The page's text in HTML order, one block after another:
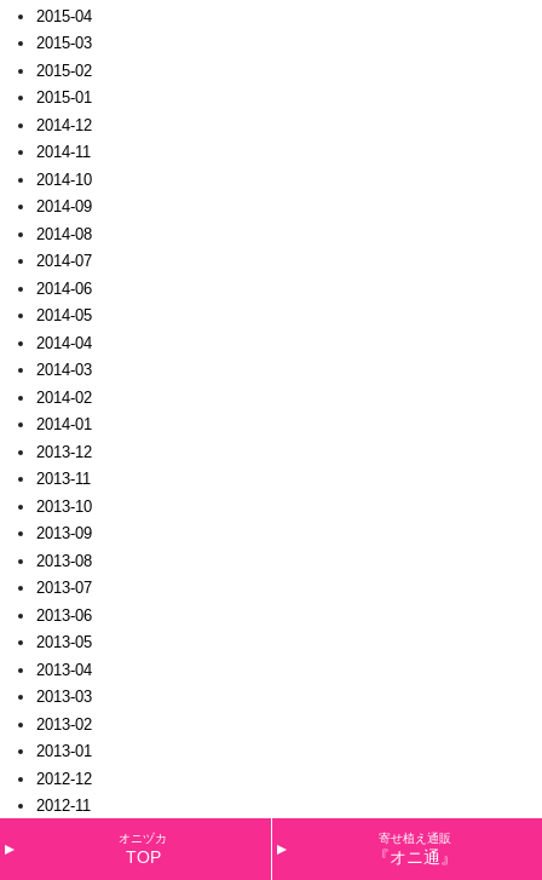
2015-04
2015-03
2015-02
2015-01
2014-12
2014-11
2014-10
2014-09
2014-08
2014-07
2014-06
2014-05
2014-04
2014-03
2014-02
2014-01
2013-12
2013-11
2013-10
2013-09
2013-08
2013-07
2013-06
2013-05
2013-04
2013-03
2013-02
2013-01
2012-12
2012-11
オニヅカ
TOP
寄せ植え通販
『オニ通』